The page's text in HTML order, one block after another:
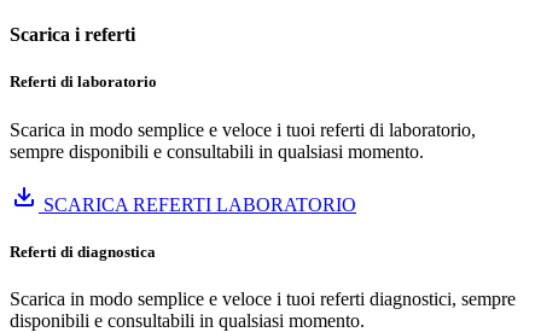
Scarica i referti
Referti di laboratorio
Scarica in modo semplice e veloce i tuoi referti di laboratorio,
sempre disponibili e consultabili in qualsiasi momento.
SCARICA REFERTI LABORATORIO
Referti di diagnostica
Scarica in modo semplice e veloce i tuoi referti diagnostici, sempre
disponibili e consultabili in qualsiasi momento.